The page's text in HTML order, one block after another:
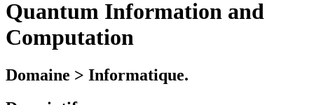
Quantum Information and
Computation
Domaine > Informatique.